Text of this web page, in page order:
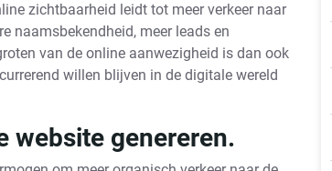
zichtbaarheid leidt tot meer verkeer naar
naamsbekendheid, meer leads en
van de online aanwezigheid is dan ook
willen blijven in de digitale wereld
website genereren.